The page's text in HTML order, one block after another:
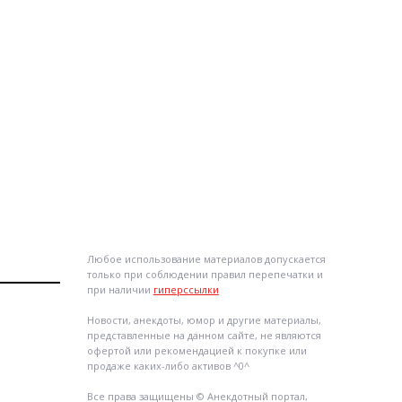
Любое использование материалов допускается
только при соблюдении правил перепечатки и
при наличии гиперссылки
Новости, анекдоты, юмор и другие материалы,
представленные на данном сайте, не являются
офертой или рекомендацией к покупке или
продаже каких-либо активов ^0^
Все права защищены © Анекдотный портал,